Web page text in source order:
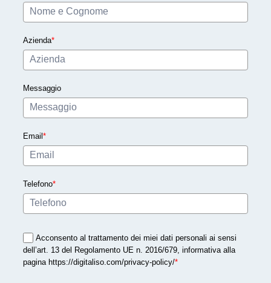
Azienda*
Messaggio
Email *
Telefono*
Acconsento al trattamento dei miei dati personali ai sensi
dell’art. 13 del Regolamento UE n. 2016/679, informativa alla
pagina https://digitaliso.com/privacy-policy/*